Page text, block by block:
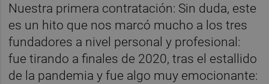
Nuestra primera contratación: Sin duda, este
es un hito que nos marcó mucho a los tres
fundadores a nivel personal y profesional:
fue tirando a finales de 2020, tras el estallido
de la pandemia y fue algo muy emocionante: